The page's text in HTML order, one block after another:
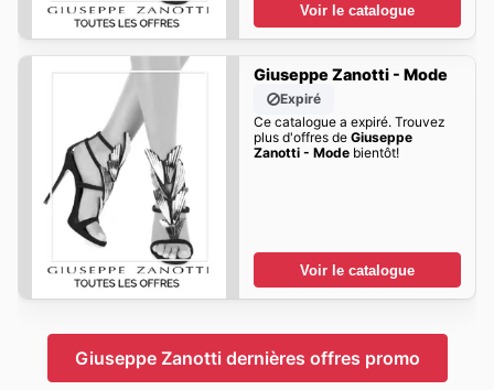
Voir le catalogue
Giuseppe Zanotti - Mode
Expiré
Ce catalogue a expiré. Trouvez
plus d'offres de Giuseppe
Zanotti - Modebientôt!
Voir le catalogue
Giuseppe Zanotti dernières offres promo